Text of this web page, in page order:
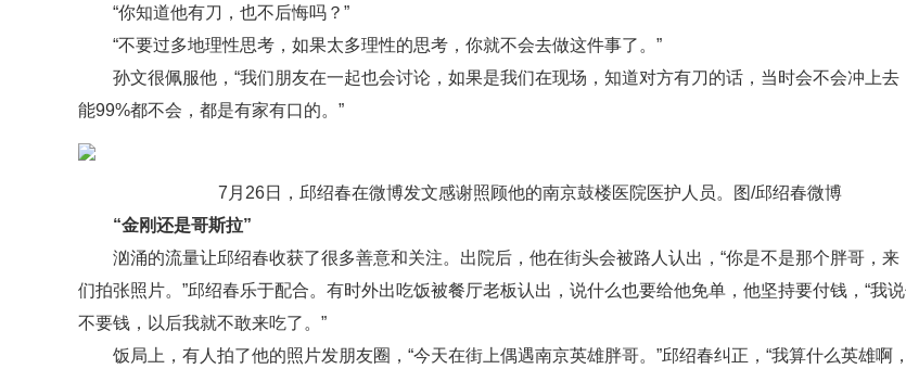
“你知道他有刀，也不后悔吗？”
“不要过多地理性思考，如果太多理性的思考，你就不会去做这件事了。”
孙文很佩服他，“我们朋友在一起也会讨论，如果是我们在现场，知道对方有刀的话，当时会不会冲上去
能99%都不会，都是有家有口的。”
7月26日，邱绍春在微博发文感谢照顾他的南京鼓楼医院医护人员。图/邱绍春微博
“金刚还是哥斯拉”
汹涌的流量让邱绍春收获了很多善意和关注。出院后，他在街头会被路人认出，“你是不是那个胖哥，来
们拍张照片。”邱绍春乐于配合。有时外出吃饭被餐厅老板认出，说什么也要给他免单，他坚持要付钱，“我
不要钱，以后我就不敢来吃了。”
饭局上，有人拍了他的照片发朋友圈，“今天在街上偶遇南京英雄胖哥。”邱绍春纠正，“我算什么英雄啊